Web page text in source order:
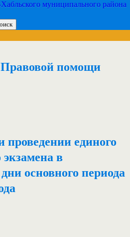
муниципального района
помощи
проведении единого
экзамена в
основного периода